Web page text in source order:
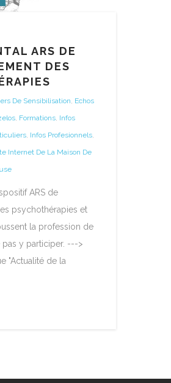
ARS DE
DES
De Sensibilisation, Echos
, Formations, Infos
, Infos Profesionnels,
Internet De La Maison De
ARS de
psychothérapies et
la profession de
y participer. --->
"Actualité de la